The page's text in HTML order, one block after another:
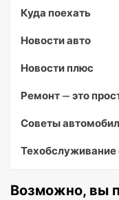
Куда поехать
Новости авто
Новости плюс
Ремонт — это
Советы
Возможно, вы